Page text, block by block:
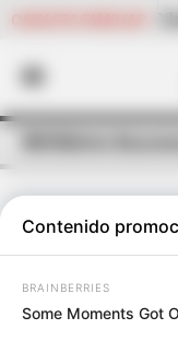
LLUVIAS
Lluvias
Contenido
BRAINBERRIES
Some Moments Got